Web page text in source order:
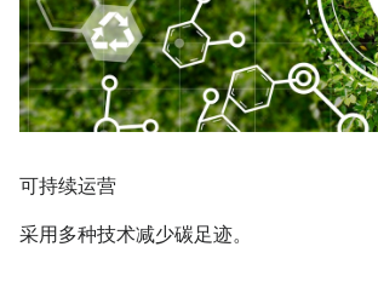
可持续运营
采用多种技术减少碳足迹。